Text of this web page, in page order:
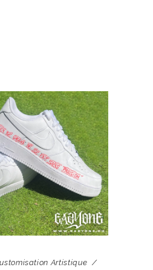
Artistique